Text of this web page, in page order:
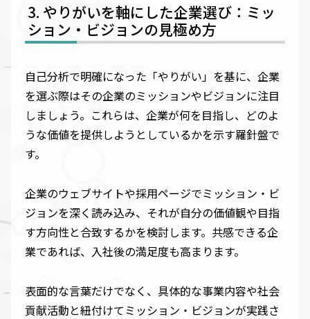
やりがいを軸にした企業選び：ミッ
ション・ビジョンの見極め方
自己分析で明確になった「やりがい」を基に、企業
を選ぶ際はその企業のミッションやビジョンに注目
しましょう。これらは、企業が何を目指し、どのよ
うな価値を提供しようとしているかを示す羅針盤で
す。
企業のウェブサイトや採用ページでミッション・ビ
ジョンを深く読み込み、それが自分の価値観や目指
す方向性と合致するかを検討します。共感できる企
業であれば、入社後の満足度も高まります。
表面的な言葉だけでなく、具体的な事業内容や社会
貢献活動と紐付けてミッション・ビジョンが実践さ